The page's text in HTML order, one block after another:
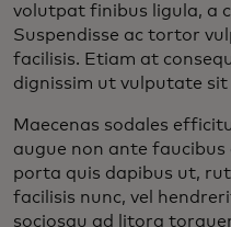
volutpat finibus ligula, a
Suspendisse ac tortor
facilisis. Etiam at
dignissim ut vulputate
Maecenas sodales
augue non ante
porta quis dapibus ut,
facilisis nunc, vel
sociosqu ad litora